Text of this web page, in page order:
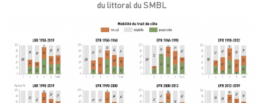
du littoral du SMBL